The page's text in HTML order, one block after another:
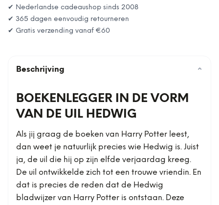
✔ Nederlandse cadeaushop sinds 2008
✔ 365 dagen eenvoudig retourneren
✔ Gratis verzending vanaf €60
Beschrijving ⌄
BOEKENLEGGER IN DE VORM
VAN DE UIL HEDWIG
Als jij graag de boeken van Harry Potter leest,
dan weet je natuurlijk precies wie Hedwig is. Juist
ja, de uil die hij op zijn elfde verjaardag kreeg.
De uil ontwikkelde zich tot een trouwe vriendin. En
dat is precies de reden dat de Hedwig
bladwijzer van Harry Potter is ontstaan. Deze